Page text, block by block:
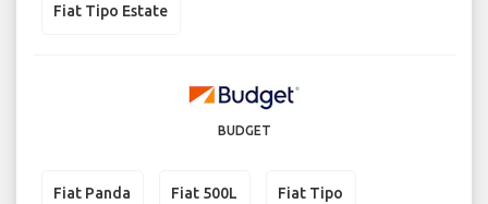
Fiat Tipo Estate
BUDGET
Fiat Panda Fiat 500L Fiat Tipo